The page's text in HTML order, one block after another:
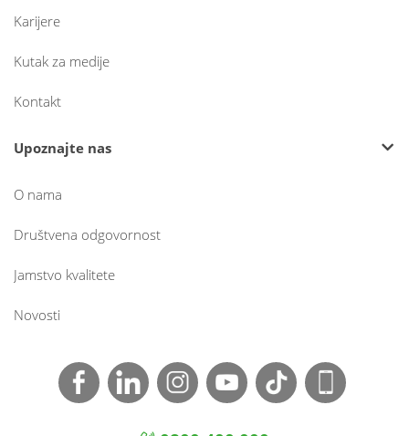
Karijere
Kutak za medije
Kontakt
Upoznajte nas
O nama
Društvena odgovornost
Jamstvo kvalitete
Novosti